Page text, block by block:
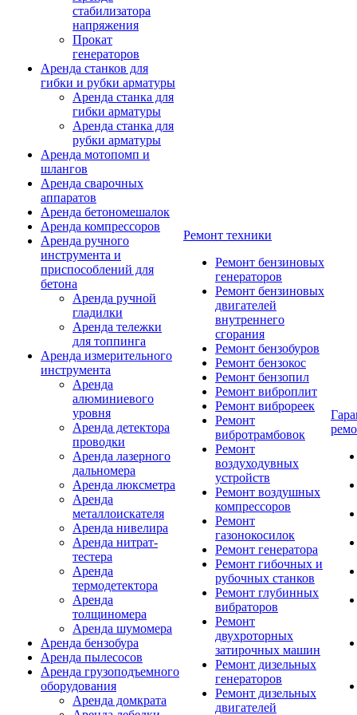
стабилизатора
напряжения
Прокат
генераторов
Аренда станков для
гибки и рубки арматуры
Аренда станка для
гибки арматуры
Аренда станка для
рубки арматуры
Аренда мотопомп и
шлангов
Аренда сварочных
аппаратов
Аренда бетономешалок
Аренда компрессоров
Аренда ручного
инструмента и
приспособлений для
бетона
Аренда ручной
гладилки
Аренда тележки
для топпинга
Аренда измерительного
инструмента
Аренда
алюминиевого
уровня
Аренда детектора
проводки
Аренда лазерного
дальномера
Аренда люксметра
Аренда
металлоискателя
Аренда нивелира
Аренда нитрат-
тестера
Аренда
термодетектора
Аренда
толщиномера
Аренда шумомера
Аренда бензобура
Аренда пылесосов
Аренда грузоподъемного
оборудования
Аренда домкрата
Ремонт техники
Ремонт бензиновых
генераторов
Ремонт бензиновых
двигателей
внутреннего
сгорания
Ремонт бензобуров
Ремонт бензокос
Ремонт бензопил
Ремонт виброплит
Ремонт виброреек
Ремонт
вибротрамбовок
Ремонт
воздуходувных
устройств
Ремонт воздушных
компрессоров
Ремонт
газонокосилок
Ремонт генератора
Ремонт гибочных и
рубочных станков
Ремонт глубинных
вибраторов
Ремонт
двухроторных
затирочных машин
Ремонт дизельных
генераторов
Ремонт дизельных
двигателей